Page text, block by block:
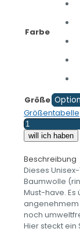
Farbe
Größe
Größentabelle
SACHSENKIND
-
Inside
-
Unisex
T-
Shirt
aus
Bio-
Baumwolle
will ich haben
Beschreibung
Dieses
Baumwolle
Must-have.
angenehmem
noch
Hier steckt ein